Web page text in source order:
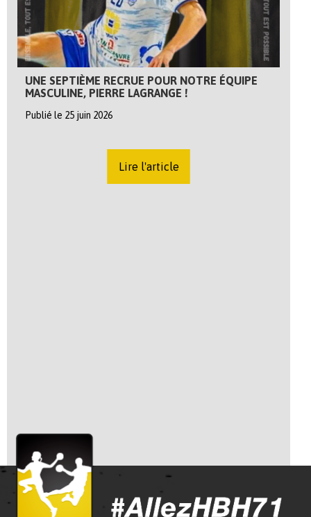
UNE SEPTIÈME RECRUE POUR NOTRE ÉQUIPE
MASCULINE, PIERRE LAGRANGE !
Publié le 25 juin 2026
Lire l'article